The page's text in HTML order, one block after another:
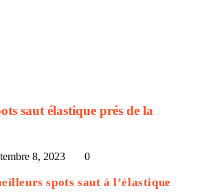
saut élastique prés de la
8, 2023 0
spots saut à l’élastique